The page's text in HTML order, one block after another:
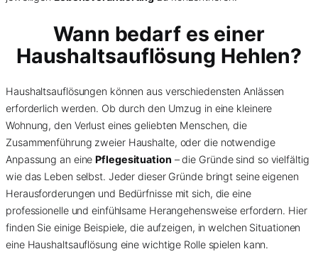
Wann bedarf es einer
Haushaltsauflösung Hehlen?
Haushaltsauflösungen können aus verschiedensten Anlässen
erforderlich werden. Ob durch den Umzug in eine kleinere
Wohnung, den Verlust eines geliebten Menschen, die
Zusammenführung zweier Haushalte, oder die notwendige
Anpassung an einePflegesituation – die Gründe sind so vielfältig
wie das Leben selbst. Jeder dieser Gründe bringt seine eigenen
Herausforderungen und Bedürfnisse mit sich, die eine
professionelle und einfühlsame Herangehensweise erfordern. Hier
finden Sie einige Beispiele, die aufzeigen, in welchen Situationen
eine Haushaltsauflösung eine wichtige Rolle spielen kann.